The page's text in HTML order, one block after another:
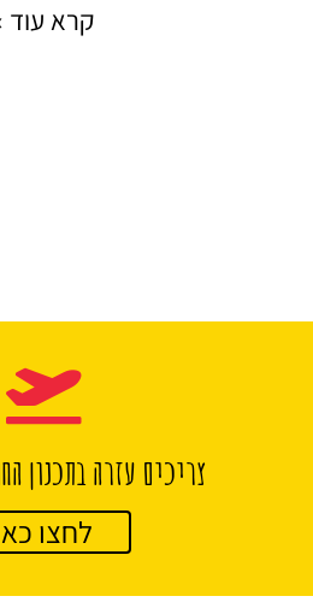
קרא עוד
צריכים עזרה בתכנון
לחצו